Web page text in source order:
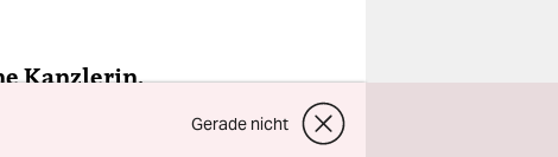
Kanzlerin.
und
Gerade nicht